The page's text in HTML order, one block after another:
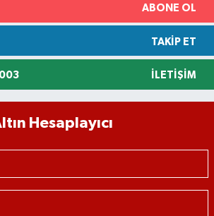
ABONE OL
TAKIP ET
İLETIŞIM
Hesaplayıcı